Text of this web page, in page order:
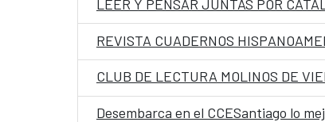
LEER Y PENSAR JUNTAS POR
REVISTA CUADERNOS
CLUB DE LECTURA MOLINOS DE
Desembarca en el CCESantiago lo